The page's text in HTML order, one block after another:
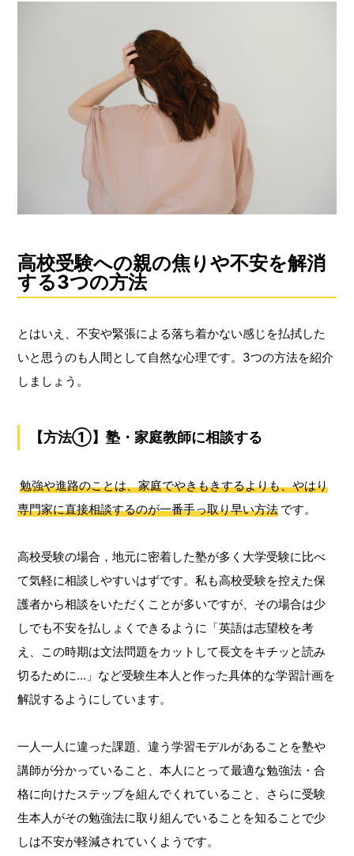
高校受験への親の焦りや不安を解消
する3つの方法
とはいえ、不安や緊張による落ち着かない感じを払拭した
いと思うのも人間として自然な心理です。3つの方法を紹介
しましょう。
【方法①】塾・家庭教師に相談する
勉強や進路のことは、家庭でやきもきするよりも、やはり
専門家に直接相談するのが一番手っ取り早い方法 です。
高校受験の場合，地元に密着した塾が多く大学受験に比べ
て気軽に相談しやすいはずです。私も高校受験を控えた保
護者から相談をいただくことが多いですが、その場合は少
しでも不安を払しょくできるように「英語は志望校を考
え、この時期は文法問題をカットして長文をキチッと読み
切るために…」など受験生本人と作った具体的な学習計画を
解説するようにしています。
一人一人に違った課題、違う学習モデルがあることを塾や
講師が分かっていること、本人にとって最適な勉強法・合
格に向けたステップを組んでくれていること、さらに受験
生本人がその勉強法に取り組んでいることを知ることで少
しは不安が軽減されていくようです。